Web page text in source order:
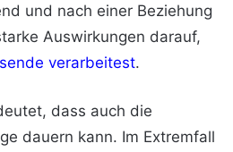
und nach einer Beziehung
Auswirkungen darauf,
verarbeitest.
dass auch die
dauern kann. Im Extremfall